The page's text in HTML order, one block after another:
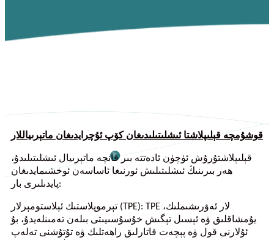
قوشۇمچە قېلىپلاشتا ئىشلىتىلىدىغان كۆپ ئۇچرايدىغان ماتېرىياللار
قېلىپلاشتۇرۇش ئۈچۈن ئادەتتە بىر قانچە ماتېرىيال ئىشلىتىلىدۇ،
ھەر بىرىنىڭ ئىشلىتىلىش ئورنىغا ئاساسەن ئوخشىمايدىغان
پايدىلىرى بار:
تېرموپلاستىك ئېلاستومېرلار (TPE): TPE لار ئەۋرىشىملىك،
يۇمشاقلىق ۋە ئېسىل تېگىش خۇسۇسىيىتى بىلەن تەمىنلەيدۇ، بۇ
ئۇلارنى قول ۋە پېچەت قاتارلىق راھەتلىك ۋە تۇتۇشنى تەلەپ